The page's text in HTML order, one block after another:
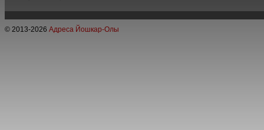
© 2013-2026 Адреса Йошкар-Олы